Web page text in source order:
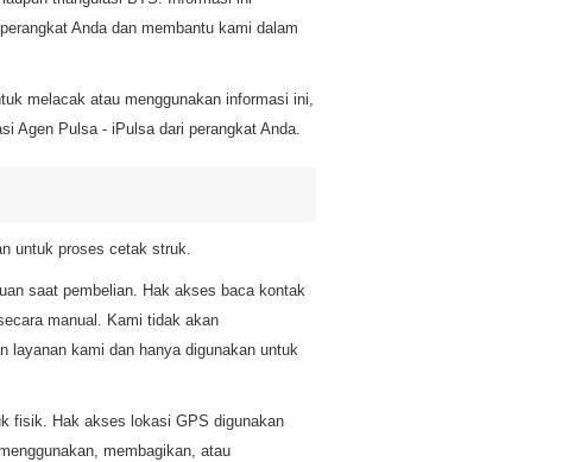
Anda dan membantu kami dalam
melacak atau menggunakan informasi ini,
Agen Pulsa - iPulsa dari perangkat Anda.
untuk proses cetak struk.
saat pembelian. Hak akses baca kontak
manual. Kami tidak akan
layanan kami dan hanya digunakan untuk
fisik. Hak akses lokasi GPS digunakan
membagikan, atau